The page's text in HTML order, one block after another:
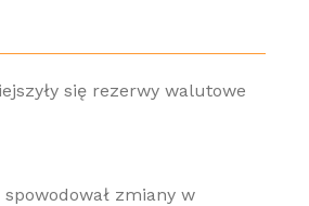
się rezerwy walutowe
zmiany w